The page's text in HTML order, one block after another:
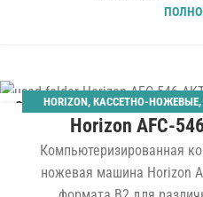
03 HORIZON, КАССЕТНО-НОЖЕВЫЕ,
ПЛОСКОСТАПЕЛЬНЫЙ
Horizon AFC-
Компьютеризированная
ножевая машина Horizon